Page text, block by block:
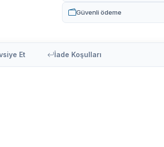
Güvenli ödeme
Et İade Koşulları